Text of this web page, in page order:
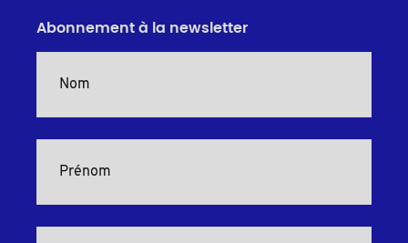
Abonnement à la newsletter